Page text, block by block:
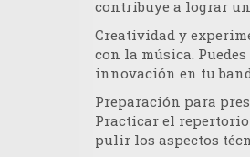
contribuye a lograr
Creatividad y
con la música.
innovación en tu
Preparación para
Practicar el
pulir los aspectos